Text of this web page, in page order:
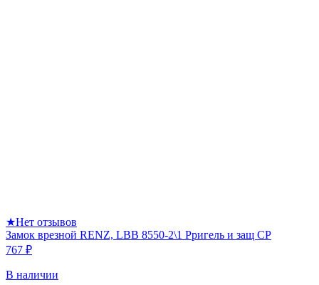
★Нет отзывов
Замок врезной RENZ, LBB 8550-2\1 Pригель и защ CP
767 ₽
В наличии